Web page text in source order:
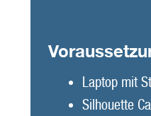
Laptop mit
Silhouette